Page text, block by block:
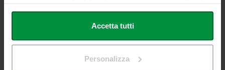
in cui avete effettuato le vostre scelte. È possibile
modificare o revocare il proprio consenso in qualsiasi
momento dalla Dichiarazione sui cookie o facendo clic
Accetta tutti
Personalizza
Stefano TOMMASI